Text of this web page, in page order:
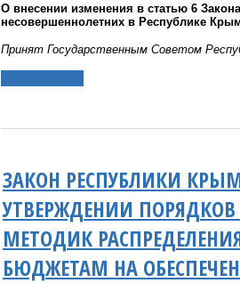
О внесении изменения в статью 6
несовершеннолетних в Республике
Принят Государственным Советом
ЗАКОН РЕСПУБЛИКИ
УТВЕРЖДЕНИИ
МЕТОДИК
БЮДЖЕТАМ НА